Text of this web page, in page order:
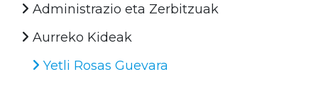
Administrazio eta Zerbitzuak
Aurreko Kideak
Yetli Rosas Guevara